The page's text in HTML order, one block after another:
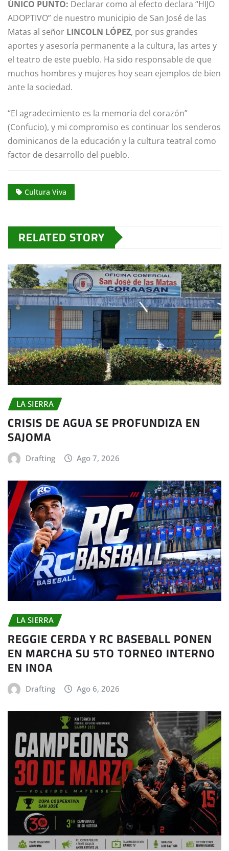
ÚNICO PUNTO: Declarar como al efecto declara “HIJO
ADOPTIVO” de nuestro municipio de San José de las
Matas al señor LINCOLN LÓPEZ, por sus grandes
aportes y asesoría permanente a la cultura, las artes y
el teatro de este pueblo. Ha sido responsable de que
muchos hombres y mujeres hoy sean ejemplos de bien
ante la sociedad.
“El agradecimiento es la memoria del corazón”
(Confucio), y mi compromiso es continuar los senderos
dominicanos de la educación y la cultura teatral como
factor de desarrollo del pueblo.
Cultura Viva
RELATED STORY
LA SIERRA
CRISIS DE AGUA SE PROFUNDIZA EN
SAJOMA
Drafting Ago 7, 2026
LA SIERRA
REGGIE CERDA Y RC BASEBALL PONEN
EN MARCHA SU 5TO TORNEO INTERNO
EN INOA
Drafting Ago 6, 2026